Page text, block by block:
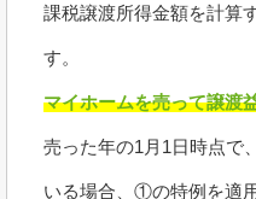
課税譲渡所得金額を計算
す。
マイホームを売って譲渡
売った年の1月1日時点で
いる場合、①の特例を適